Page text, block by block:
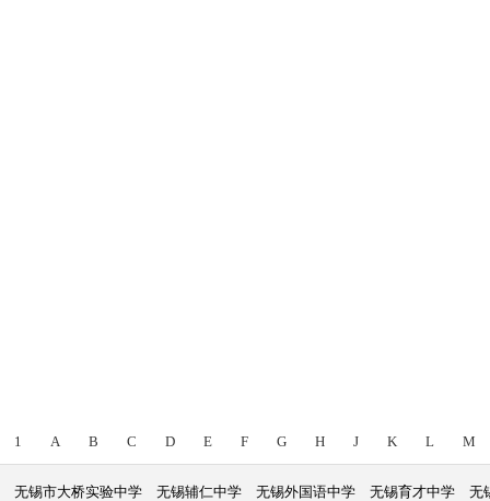
1 A B C D E F G H J K L M
无锡市大桥实验中学 无锡辅仁中学 无锡外国语中学 无锡育才中学
无